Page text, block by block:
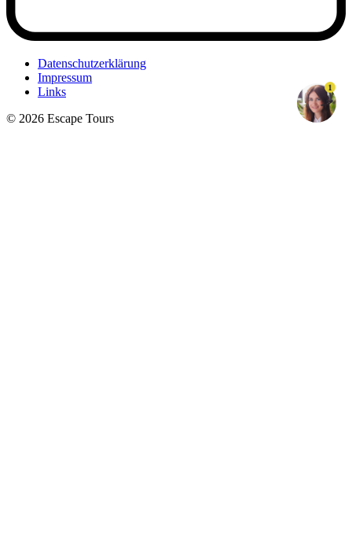
Datenschutzerklärung
Impressum
Links
© 2026 Escape Tours
1